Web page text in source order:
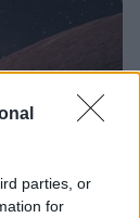
parties, or
for